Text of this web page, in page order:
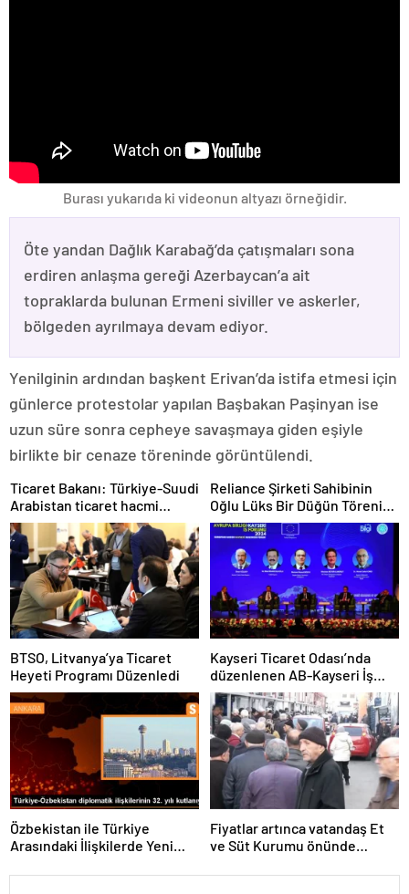
Burası yukarıda ki videonun altyazı örneğidir.
Öte yandan Dağlık Karabağ’da çatışmaları sona
erdiren anlaşma gereği Azerbaycan’a ait
topraklarda bulunan Ermeni siviller ve askerler,
bölgeden ayrılmaya devam ediyor.
Yenilginin ardından başkent Erivan’da istifa etmesi için
günlerce protestolar yapılan Başbakan Paşinyan ise
uzun süre sonra cepheye savaşmaya giden eşiyle
birlikte bir cenaze töreninde görüntülendi.
Ticaret Bakanı: Türkiye-Suudi
Arabistan ticaret hacmi
artacak
Reliance Şirketi Sahibinin
Oğlu Lüks Bir Düğün Töreni
Düzenledi
BTSO, Litvanya’ya Ticaret
Heyeti Programı Düzenledi
Kayseri Ticaret Odası’nda
düzenlenen AB-Kayseri İş
Forumu’nda yeşil dönüşüm
ve dijitalleşme vurgusu
yapıldı
Özbekistan ile Türkiye
Arasındaki İlişkilerde Yeni
Fiyatlar artınca vatandaş Et
ve Süt Kurumu önünde